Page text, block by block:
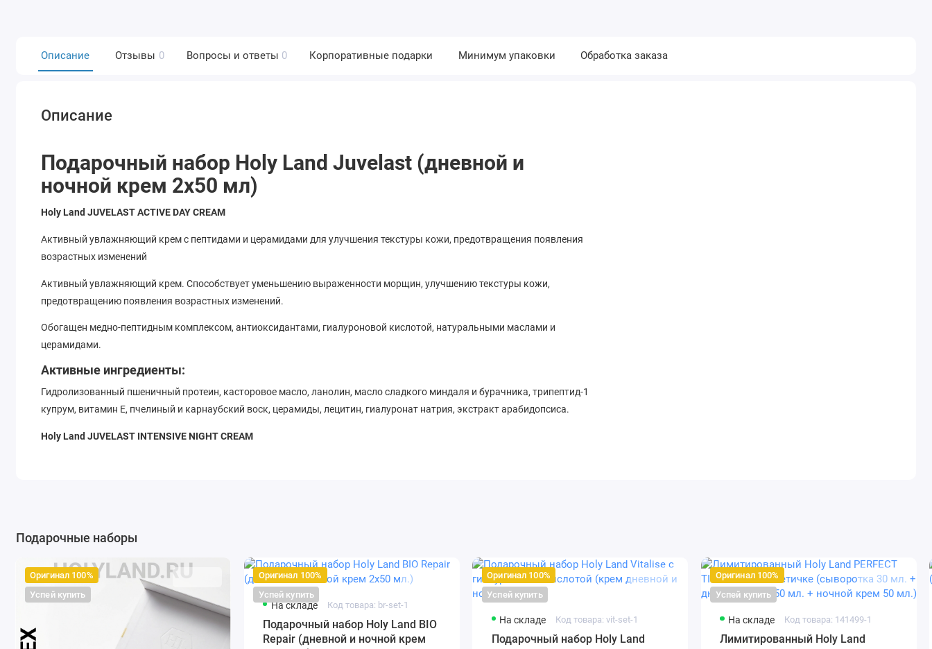
Описание Отзывы 0 Вопросы и ответы 0 Корпоративные подарки Минимум упаковки Обработка заказа
Описание
Подарочный набор Holy Land Juvelast (дневной и
ночной крем 2х50 мл)
Holy Land JUVELAST ACTIVE DAY CREAM
Активный увлажняющий крем с пептидами и церамидами для улучшения текстуры кожи, предотвращения появления
возрастных изменений
Активный увлажняющий крем. Способствует уменьшению выраженности морщин, улучшению текстуры кожи,
предотвращению появления возрастных изменений.
Обогащен медно-пептидным комплексом, антиоксидантами, гиалуроновой кислотой, натуральными маслами и
церамидами.
Активные ингредиенты:
Гидролизованный пшеничный протеин, касторовое масло, ланолин, масло сладкого миндаля и бурачника, трипептид-1
купрум, витамин Е, пчелиный и карнаубский воск, церамиды, лецитин, гиалуронат натрия, экстракт арабидопсиса.
Holy Land JUVELAST INTENSIVE NIGHT CREAM
Активные ингредиенты:
экстракт гингко билоба, арабидопсиса, стеролы сои, церамиды, лецитин, ланолин
Состав
Holy Land JUVELAST ACTIVE DAY CREAM
WATER (AQUA), ISOPROPYL MYRISTATE , HYDROGENATED POLYISOBUTENE ,GLYCERIN, PALMITIC ACID, STEARIC ACID, CETYL
Подарочные наборы
Оригинал 100%
Успей купить
Оригинал 100%
Успей купить
На складе Код товара: br-set-1
Подарочный набор Holy Land BIO
Repair (дневной и ночной крем
Оригинал 100%
Успей купить
На складе Код товара: vit-set-1
Подарочный набор Holy Land
Оригинал 100%
Успей купить
На складе Код товара: 141499-1
Лимитированный Holy Land